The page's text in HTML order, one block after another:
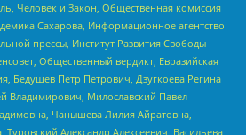
Человек и Закон, Общественная комиссия
Сахарова, Информационное агентство
прессы, Институт Развития Свободы
Общественный вердикт, Евразийская
Бедушев Петр Петрович, Дзугкоева Регина
Владимирович, Милославский Павел
Чанышева Лилия Айратовна,
Александр Алексеевич, Васильева